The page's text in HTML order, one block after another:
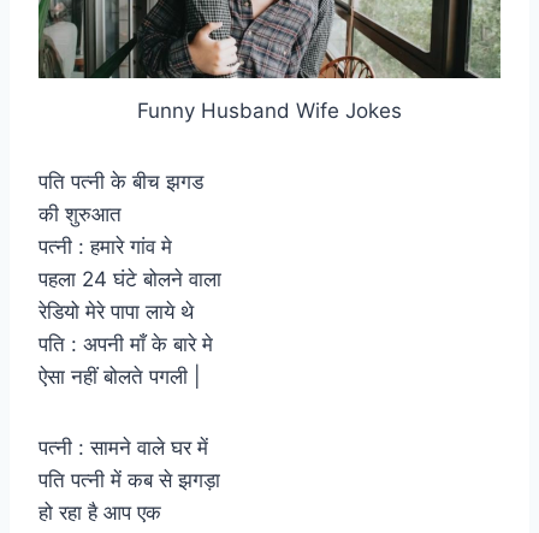
Funny Husband Wife Jokes
पति पत्नी के बीच झगड
की शुरुआत
पत्नी : हमारे गांव मे
पहला 24 घंटे बोलने वाला
रेडियो मेरे पापा लाये थे
पति : अपनी माँ के बारे मे
ऐसा नहीं बोलते पगली |
पत्नी : सामने वाले घर में
पति पत्नी में कब से झगड़ा
हो रहा है आप एक